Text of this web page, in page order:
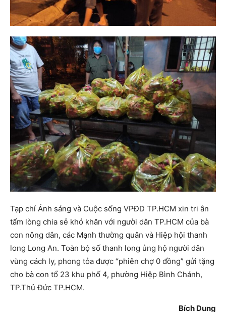
Tạp chí Ánh sáng và Cuộc sống VPĐD TP.HCM xin tri ân
tấm lòng chia sẻ khó khăn với người dân TP.HCM của bà
con nông dân, các Mạnh thường quân và Hiệp hội thanh
long Long An. Toàn bộ số thanh long ủng hộ người dân
vùng cách ly, phong tỏa được “phiên chợ 0 đồng” gửi tặng
cho bà con tổ 23 khu phố 4, phường Hiệp Bình Chánh,
TP.Thủ Đức TP.HCM.
Bích Dung